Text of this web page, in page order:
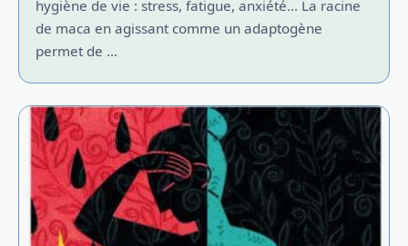
hygiène de vie : stress, fatigue, anxiété... La racine
de maca en agissant comme un adaptogène
permet de ...